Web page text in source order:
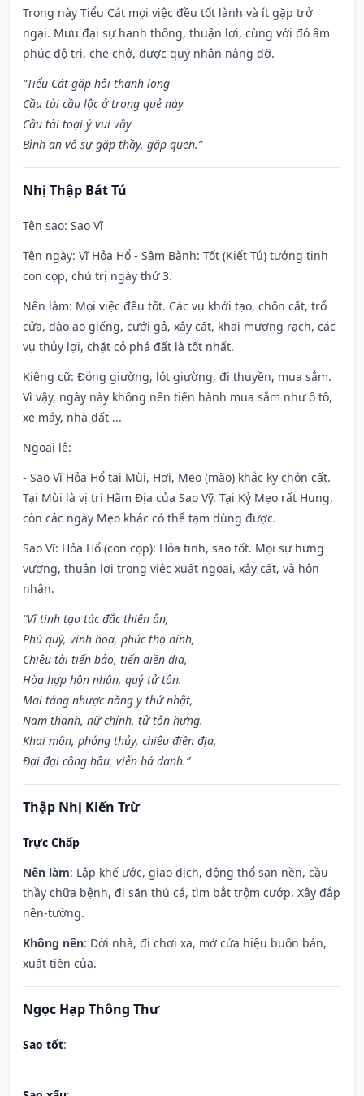
Trong này Tiểu Cát mọi việc đều tốt lành và ít gặp trở
ngại. Mưu đại sự hanh thông, thuận lợi, cùng với đó âm
phúc độ trì, che chở, được quý nhân nâng đỡ.
“Tiểu Cát gặp hội thanh long
Cầu tài cầu lộc ở trong quẻ này
Cầu tài toại ý vui vầy
Bình an vô sự gặp thầy, gặp quen.”
Nhị Thập Bát Tú
Tên sao: Sao Vĩ
Tên ngày: Vĩ Hỏa Hổ - Sầm Bành: Tốt (Kiết Tú) tướng tinh
con cọp, chủ trị ngày thứ 3.
Nên làm: Mọi việc đều tốt. Các vụ khởi tạo, chôn cất, trổ
cửa, đào ao giếng, cưới gả, xây cất, khai mương rạch, các
vụ thủy lợi, chặt cỏ phá đất là tốt nhất.
Kiêng cữ: Đóng giường, lót giường, đi thuyền, mua sắm.
Vì vậy, ngày này không nên tiến hành mua sắm như ô tô,
xe máy, nhà đất ...
Ngoại lệ:
- Sao Vĩ Hỏa Hổ tại Mùi, Hợi, Mẹo (mão) khắc kỵ chôn cất.
Tại Mùi là vị trí Hãm Địa của Sao Vỹ. Tại Kỷ Mẹo rất Hung,
còn các ngày Mẹo khác có thể tạm dùng được.
Sao Vĩ: Hỏa Hổ (con cọp): Hỏa tinh, sao tốt. Mọi sự hưng
vượng, thuận lợi trong việc xuất ngoại, xây cất, và hôn
nhân.
“Vĩ tinh tạo tác đắc thiên ân,
Phú quý, vinh hoa, phúc thọ ninh,
Chiêu tài tiến bảo, tiến điền địa,
Hòa hợp hôn nhân, quý tử tôn.
Mai táng nhược năng y thử nhật,
Nam thanh, nữ chính, tử tôn hưng.
Khai môn, phóng thủy, chiêu điền địa,
Đại đại công hầu, viễn bá danh.”
Thập Nhị Kiến Trừ
Trực Chấp
Nên làm: Lập khế ước, giao dịch, động thổ san nền, cầu
thầy chữa bệnh, đi săn thú cá, tìm bắt trộm cướp. Xây đắp
nền-tường.
Không nên: Dời nhà, đi chơi xa, mở cửa hiệu buôn bán,
xuất tiền của.
Ngọc Hạp Thông Thư
Sao tốt: